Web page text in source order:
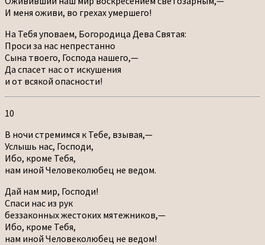
И меня оживи, во грехах умершего!
На Тебя уповаем, Богородица Дева Святая:
Проси за нас непрестанно
Сына твоего, Господа нашего,—
Да спасет нас от искушения
и от всякой опасности!
10
В ночи стремимся к Тебе, взывая,—
Услышь нас, Господи,
Ибо, кроме Тебя,
нам иной Человеколюбец не ведом.
Дай нам мир, Господи!
Спаси нас из рук
беззаконных жестоких мятежников,—
Ибо, кроме Тебя,
нам иной Человеколюбец не ведом!